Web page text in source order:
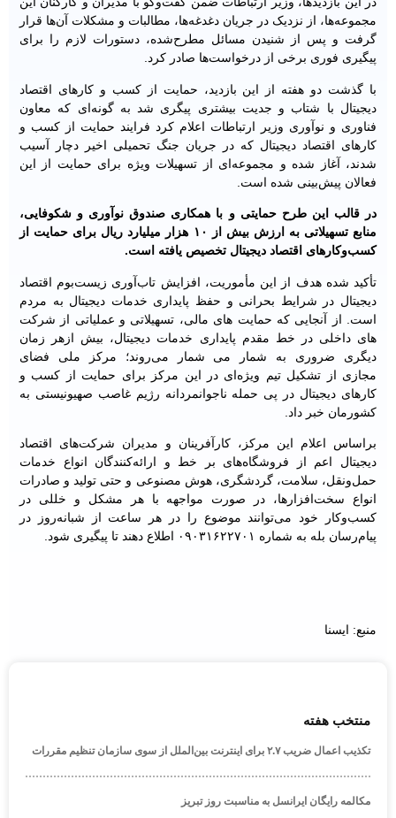
مجموعه‌ها، از نزدیک در جریان دغدغه‌ها، مطالبات و مشکلات آن‌ها قرار
گرفت و پس از شنیدن مسائل مطرح‌شده، دستورات لازم را برای
پیگیری فوری برخی از درخواست‌ها صادر کرد.
با گذشت دو هفته از این بازدید، حمایت از کسب و کارهای اقتصاد
دیجیتال با شتاب و جدیت بیشتری پیگری شد به گونه‌ای که معاون
فناوری و نوآوری وزیر ارتباطات اعلام کرد فرایند حمایت از کسب‌ و
کارهای اقتصاد دیجیتال که در جریان جنگ تحمیلی اخیر دچار آسیب
شدند، آغاز شده و مجموعه‌ای از تسهیلات ویژه برای حمایت از این
فعالان پیش‌بینی شده است.
در قالب این طرح حمایتی و با همکاری صندوق نوآوری و شکوفایی،
منابع تسهیلاتی به ارزش بیش از ۱۰ هزار میلیارد ریال برای حمایت از
کسب‌وکارهای اقتصاد دیجیتال تخصیص یافته است.
تأکید شده هدف از این مأموریت، افزایش تاب‌آوری زیست‌بوم اقتصاد
دیجیتال در شرایط بحرانی و حفظ پایداری خدمات دیجیتال به مردم
است. از آنجایی که حمایت های مالی، تسهیلاتی و عملیاتی از شرکت
های داخلی در خط مقدم پایداری خدمات دیجیتال، بیش ازهر زمان
دیگری ضروری به شمار می شمار می‌روند؛ مرکز ملی فضای
مجازی از تشکیل تیم ویژه‌ای در این مرکز برای حمایت از کسب و
کارهای دیجیتال در پی حمله ناجوانمردانه رژیم غاصب صهیونیستی به
کشورمان خبر داد.
براساس اعلام این مرکز، کارآفرینان و مدیران شرکت‌های اقتصاد
دیجیتال اعم از فروشگاه‌های بر خط و ارائه‌کنندگان انواع خدمات
حمل‌ونقل، سلامت، گردشگری، هوش مصنوعی و حتی تولید و صادرات
انواع سخت‌افزارها، در صورت مواجهه با هر مشکل و خللی در
کسب‌وکار خود می‌توانند موضوع را در هر ساعت از شبانه‌روز در
پیام‌رسان بله به شماره ۰۹۰۳۱۶۲۲۷۰۱ اطلاع دهند تا پیگیری شود.
منبع: ایسنا
منتخب هفته
تکذیب اعمال ضریب ۲.۷ برای اینترنت بین‌الملل از سوی سازمان تنظیم مقررات
مکالمه رایگان ایرانسل به مناسبت روز تبریز